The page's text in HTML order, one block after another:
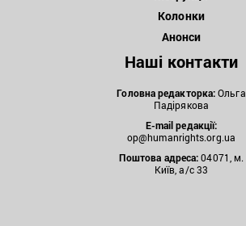
Колонки
Анонси
Наші контакти
Головна редакторка:Ольга
Падірякова
E-mail редакції:
op@humanrights.org.ua
Поштова адреса:04071, м.
Київ, а/с 33